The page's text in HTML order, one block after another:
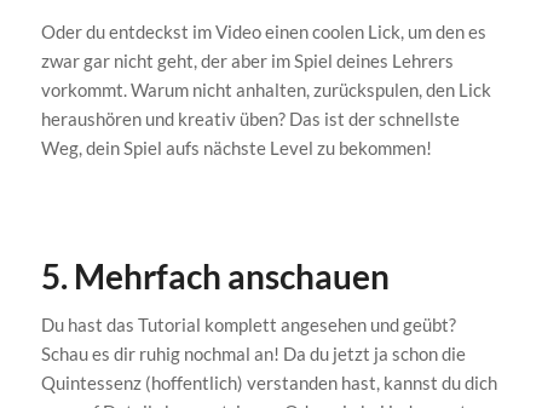
Oder du entdeckst im Video einen coolen Lick, um den es
zwar gar nicht geht, der aber im Spiel deines Lehrers
vorkommt. Warum nicht anhalten, zurückspulen, den Lick
heraushören und kreativ üben? Das ist der schnellste
Weg, dein Spiel aufs nächste Level zu bekommen!
5. Mehrfach anschauen
Du hast das Tutorial komplett angesehen und geübt?
Schau es dir ruhig nochmal an! Da du jetzt ja schon die
Quintessenz (hoffentlich) verstanden hast, kannst du dich